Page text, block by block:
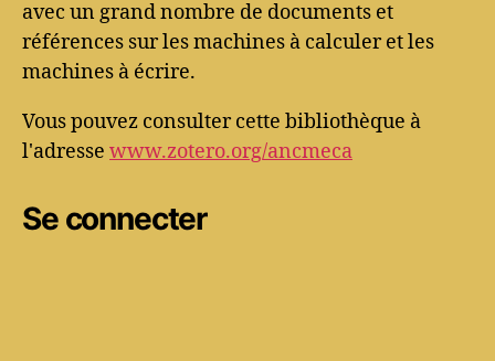
avec un grand nombre de documents et
références sur les machines à calculer et les
machines à écrire.
Vous pouvez consulter cette bibliothèque à
l'adresse www.zotero.org/ancmeca
Se connecter